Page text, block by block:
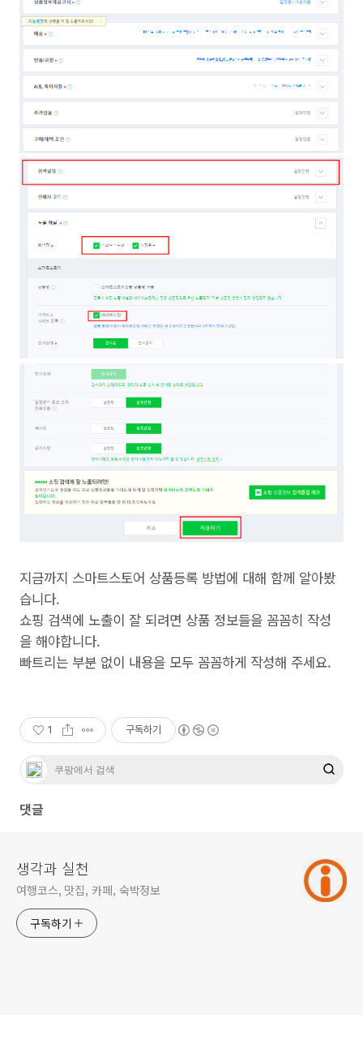
지금까지 스마트스토어 상품등록 방법에 대해 함께 알아봤
습니다.
쇼핑 검색에 노출이 잘 되려면 상품 정보들을 꼼꼼히 작성
을 해야합니다.
빠트리는 부분 없이 내용을 모두 꼼꼼하게 작성해 주세요.
1 구독하기
댓글
생각과 실천
여행코스, 맛집, 카페, 숙박정보
구독하기